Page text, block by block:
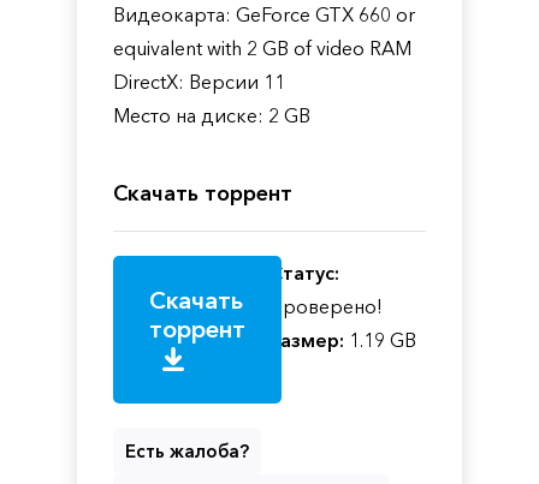
Видеокарта: GeForce GTX 660 or
equivalent with 2 GB of video RAM
DirectX: Версии 11
Место на диске: 2 GB
Скачать торрент
Скачать
торрент
Статус:
Проверено!
Размер: 1.19 GB
Есть жалоба?